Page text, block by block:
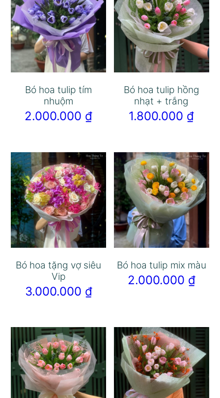
Bó hoa tulip tím
nhuộm
2.000.000 ₫
Bó hoa tulip hồng
nhạt + trắng
1.800.000 ₫
Bó hoa tặng vợ siêu
Vip
3.000.000 ₫
Bó hoa tulip mix màu
2.000.000 ₫